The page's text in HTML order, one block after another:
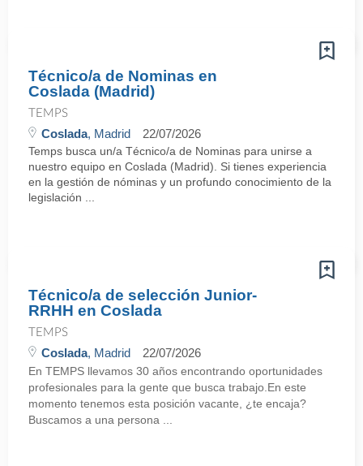
Técnico/a de Nominas en
Coslada (Madrid)
TEMPS
Coslada, Madrid 22/07/2026
Temps busca un/a Técnico/a de Nominas para unirse a
nuestro equipo en Coslada (Madrid). Si tienes experiencia
en la gestión de nóminas y un profundo conocimiento de la
legislación ...
Técnico/a de selección Junior-
RRHH en Coslada
TEMPS
Coslada, Madrid 22/07/2026
En TEMPS llevamos 30 años encontrando oportunidades
profesionales para la gente que busca trabajo.En este
momento tenemos esta posición vacante, ¿te encaja?
Buscamos a una persona ...